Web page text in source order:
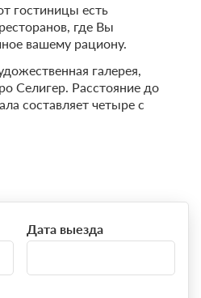
гостиницы есть
где Вы
вашему рациону.
галерея,
Селигер. Расстояние до
составляет четыре с
Дата выезда